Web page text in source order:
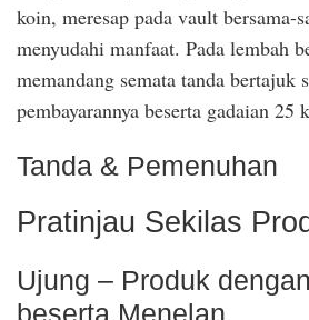
koin, meresap pada vault bersama-
menyudahi manfaat. Pada lembah
memandang semata tanda bertajuk
pembayarannya beserta gadaian 25
Tanda & Pemenuhan
Pratinjau Sekilas
Ujung – Produk
beserta Menelan